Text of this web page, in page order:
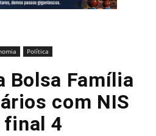
Política
Bolsa Família
com NIS
final 4